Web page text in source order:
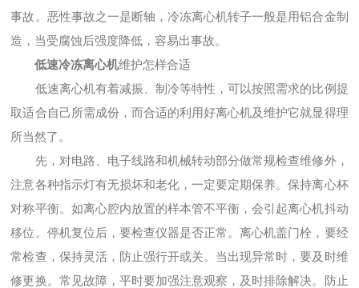
事故。恶性事故之一是断轴，冷冻离心机转子一般是用铝合金制
造，当受腐蚀后强度降低，容易出事故。
低速冷冻离心机维护怎样合适
低速离心机有着减振、制冷等特性，可以按照需求的比例提
取适合自己所需成份，而合适的利用好离心机及维护它就显得理
所当然了。
先，对电路、电子线路和机械转动部分做常规检查维修外，
注意各种指示灯有无损坏和老化，一定要定期保养。保持离心杯
对称平衡。如离心腔内放置的样本管不平衡，会引起离心机抖动
移位。停机复位后，要检查仪器是否正常。离心机盖门栓，要经
常检查，保持灵活，防止强行开或关。当出现异常时，要及时维
修更换。常见故障，平时要加强注意观察，及时排除解决。防止